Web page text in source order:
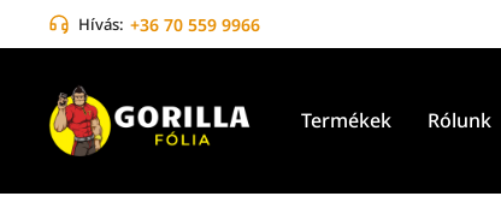
Hívás: +36 70 559 9966
Termékek Rólunk